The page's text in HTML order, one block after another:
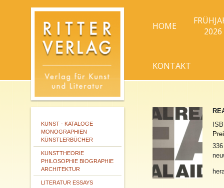
HOME
2026
KONTAKT
KUNST - KATALOGE
MONOGRAPHIEN
KÜNSTLERBÜCHER
KUNSTTHEORIE
PHILOSOPHIE BIOGRAPHIE
ARCHITEKTUR
LITERATUR ESSAYS